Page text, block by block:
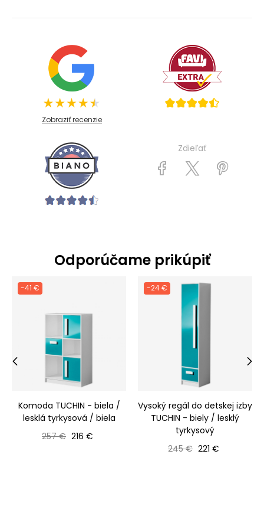
Zobraziť recenzie
Zdieľať
Odporúčame prikúpiť
-41 €
Komoda TUCHIN - biela /
lesklá tyrkysová / biela
Bežná cena
257 € Cena
216 €
-24 €
Vysoký regál do detskej izby
TUCHIN - biely / lesklý
tyrkysový
Bežná cena
245 € Cena
221 €